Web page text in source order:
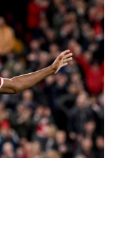
تحقيق في الجول
تقرير في الجول
تحليل في الجول
حكايات في الجول
كويز في الجول
فيديو في الجول